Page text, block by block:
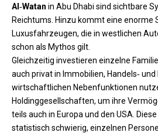
Al‑Watan in Abu Dhabi sind sichtbare
Reichtums. Hinzu kommt eine enorme
Luxusfahrzeugen, die in westlichen
schon als Mythos gilt.
Gleichzeitig investieren einzelne
auch privat in Immobilien, Handels‑
wirtschaftlichen Nebenfunktionen
Holdinggesellschaften, um ihre
teils auch in Europa und den USA.
statistisch schwierig, einzelnen